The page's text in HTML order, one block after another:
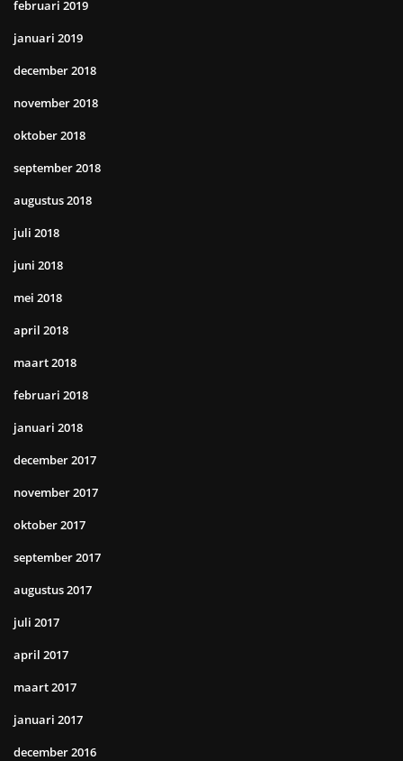
februari 2019
januari 2019
december 2018
november 2018
oktober 2018
september 2018
augustus 2018
juli 2018
juni 2018
mei 2018
april 2018
maart 2018
februari 2018
januari 2018
december 2017
november 2017
oktober 2017
september 2017
augustus 2017
juli 2017
april 2017
maart 2017
januari 2017
december 2016